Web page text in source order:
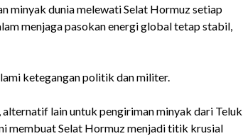
minyak dunia melewati Selat Hormuz setiap
menjaga pasokan energi global tetap stabil,
ketegangan politik dan militer.
lain untuk pengiriman minyak dari Teluk
membuat Selat Hormuz menjadi titik krusial